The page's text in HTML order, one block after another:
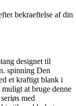
bekraeftelse af din
designet til
spinning Den
et kraftigt blank i
at bruge denne
med